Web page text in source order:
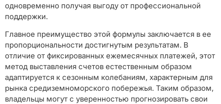
одновременно получая выгоду от профессиональной
поддержки.
Главное преимущество этой формулы заключается в ее
пропорциональности достигнутым результатам. В
отличие от фиксированных ежемесячных платежей, этот
метод выставления счетов естественным образом
адаптируется к сезонным колебаниям, характерным для
рынка средиземноморского побережья. Таким образом,
владельцы могут с уверенностью прогнозировать свои